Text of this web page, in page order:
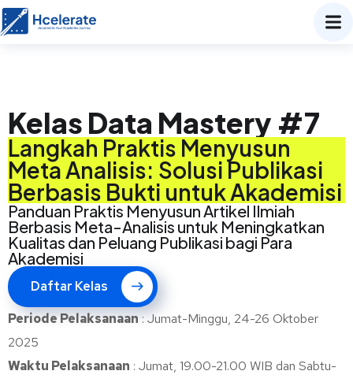
Kelas Data Mastery #7
Langkah Praktis Menyusun
Meta Analisis: Solusi Publikasi
Berbasis Bukti untuk Akademisi
Panduan Praktis Menyusun Artikel Ilmiah
Berbasis Meta-Analisis untuk Meningkatkan
Kualitas dan Peluang Publikasi bagi Para
Akademisi
Daftar Kelas
PeriodePelaksanaan: Jumat-Minggu, 24-26 Oktober
2025
Waktu Pelaksanaan : Jumat, 19.00-21.00 WIB dan Sabtu-